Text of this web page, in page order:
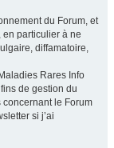
du Forum, et
particulier à ne
diffamatoire,
Rares Info
de gestion du
concernant le Forum
si j’ai